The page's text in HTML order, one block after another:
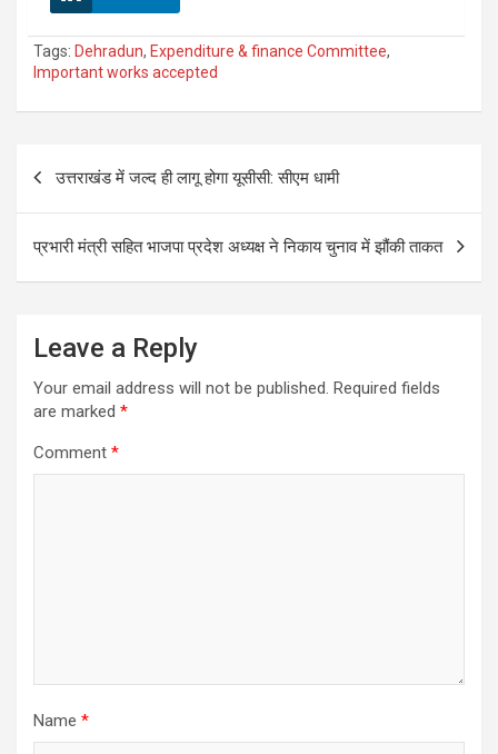
Tags: Dehradun, Expenditure & finance Committee,
Important works accepted
उत्तराखंड में जल्द ही लागू होगा यूसीसी: सीएम धामी
प्रभारी मंत्री सहित भाजपा प्रदेश अध्यक्ष ने निकाय चुनाव में झौंकी ताकत
Leave a Reply
Your email address will not be published. Required fields
are marked *
Comment *
Name *